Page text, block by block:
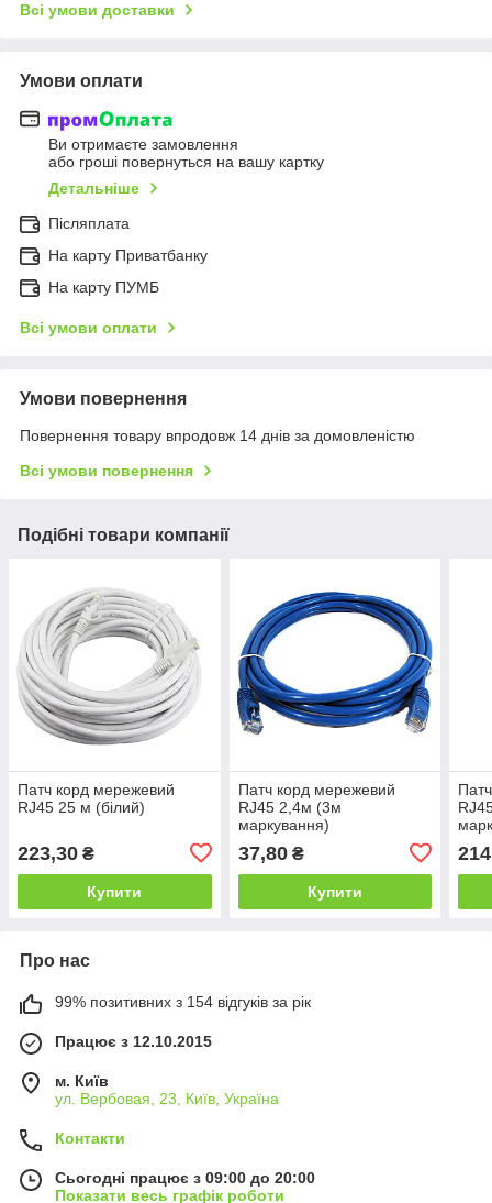
Всі умови доставки
Умови оплати
Ви отримаєте замовлення
або гроші повернуться на вашу картку
Детальніше
Післяплата
На карту Приватбанку
На карту ПУМБ
Всі умови оплати
Умови повернення
Повернення товару впродовж 14 днів за домовленістю
Всі умови повернення
Подібні товари компанії
Патч корд мережевий
RJ45 25 м (білий)
223,30 ₴
Купити
Патч корд мережевий
RJ45 2,4м (3м
маркування)
37,80₴
Купити
Про нас
99% позитивних з 154 відгуків за рік
Працює з 12.10.2015
м. Київ
ул. Вербовая, 23, Київ, Україна
Контакти
Сьогодні працює з 09:00 до 20:00
Показати весь графік роботи